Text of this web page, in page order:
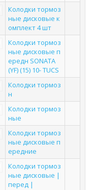
Колодки тормоз
ные дисковые к
омплект 4 шт
Колодки тормоз
ные дисковые п
ередн SONATA
(YF) (15) 10- TUCS
Колодки тормоз
н
Колодки тормоз
ные
Колодки тормоз
ные дисковые п
ередние
Колодки тормоз
ные дисковые |
перед |